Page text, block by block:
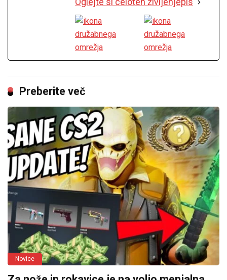
Preberite več
Novice